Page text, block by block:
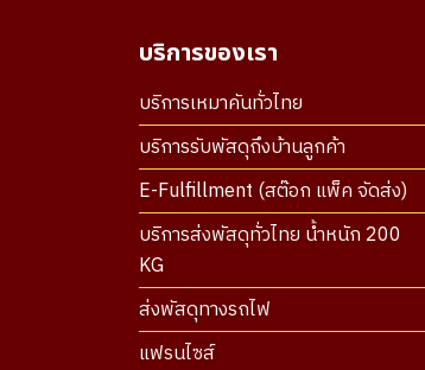
บริการของเรา
บริการเหมาคันทั่วไทย
บริการรับพัสดุถึงบ้านลูกค้า
E-Fulfillment (สต๊อก แพ็ค จัดส่ง)
บริการส่งพัสดุทั่วไทย น้ำหนัก 200
KG
ส่งพัสดุทางรถไฟ
แฟรนไซส์